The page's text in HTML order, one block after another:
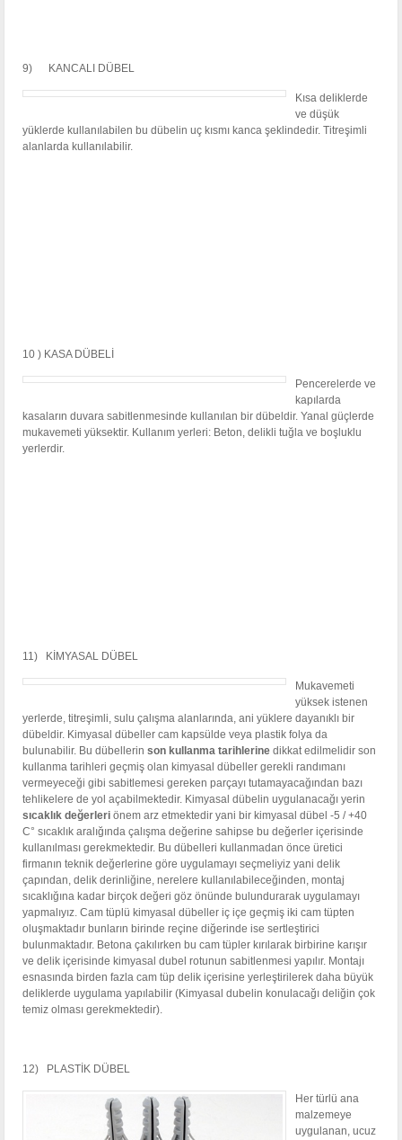
9) KANCALI DÜBEL
Kısa deliklerde
ve düşük
yüklerde kullanılabilen bu dübelin uç kısmı kanca şeklindedir. Titreşimli
alanlarda kullanılabilir.
10 ) KASA DÜBELİ
Pencerelerde ve
kapılarda
kasaların duvara sabitlenmesinde kullanılan bir dübeldir. Yanal güçlerde
mukavemeti yüksektir. Kullanım yerleri: Beton, delikli tuğla ve boşluklu
yerlerdir.
11) KİMYASAL DÜBEL
Mukavemeti
yüksek istenen
yerlerde, titreşimli, sulu çalışma alanlarında, ani yüklere dayanıklı bir
dübeldir. Kimyasal dübeller cam kapsülde veya plastik folya da
bulunabilir. Bu dübellerinson kullanma tarihlerine dikkat edilmelidir son
kullanma tarihleri geçmiş olan kimyasal dübeller gerekli randımanı
vermeyeceği gibi sabitlemesi gereken parçayı tutamayacağından bazı
tehlikelere de yol açabilmektedir. Kimyasal dübelin uygulanacağı yerin
sıcaklık değerleri önem arz etmektedir yani bir kimyasal dübel -5 / +40
C° sıcaklık aralığında çalışma değerine sahipse bu değerler içerisinde
kullanılması gerekmektedir. Bu dübelleri kullanmadan önce üretici
firmanın teknik değerlerine göre uygulamayı seçmeliyiz yani delik
çapından, delik derinliğine, nerelere kullanılabileceğinden, montaj
sıcaklığına kadar birçok değeri göz önünde bulundurarak uygulamayı
yapmalıyız. Cam tüplü kimyasal dübeller iç içe geçmiş iki cam tüpten
oluşmaktadır bunların birinde reçine diğerinde ise sertleştirici
bulunmaktadır. Betona çakılırken bu cam tüpler kırılarak birbirine karışır
ve delik içerisinde kimyasal dubel rotunun sabitlenmesi yapılır. Montajı
esnasında birden fazla cam tüp delik içerisine yerleştirilerek daha büyük
deliklerde uygulama yapılabilir (Kimyasal dubelin konulacağı deliğin çok
temiz olması gerekmektedir).
12) PLASTİK DÜBEL
Her türlü ana
malzemeye
uygulanan, ucuz